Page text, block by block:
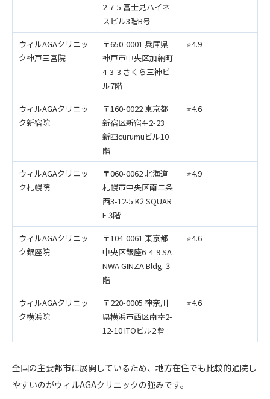
2-7-5 富士見ハイネ
スビル3階B号
ウィルAGAクリニッ
ク神戸三宮院
〒650-0001 兵庫県
神戸市中央区加納町
4-3-3 さくら三神ビ
ル7階
⭐️4.9
ウィルAGAクリニッ
ク新宿院
〒160-0022 東京都
新宿区新宿4-2-23
新四curumuビル10
階
⭐️4.6
ウィルAGAクリニッ
ク札幌院
〒060-0062 北海道
札幌市中央区南二条
西3-12-5 K2 SQUAR
E 3階
⭐️4.9
ウィルAGAクリニッ
ク銀座院
〒104-0061 東京都
中央区銀座6-4-9 SA
NWA GINZA Bldg. 3
階
⭐️4.6
ウィルAGAクリニッ
ク横浜院
〒220-0005 神奈川
県横浜市西区南幸2-
12-10 ITOビル2階
⭐️4.6
全国の主要都市に展開しているため、地方在住でも比較的通院し
やすいのがウィルAGAクリニックの強みです。